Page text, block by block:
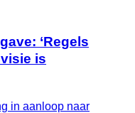
‘Regels
is
in aanloop naar